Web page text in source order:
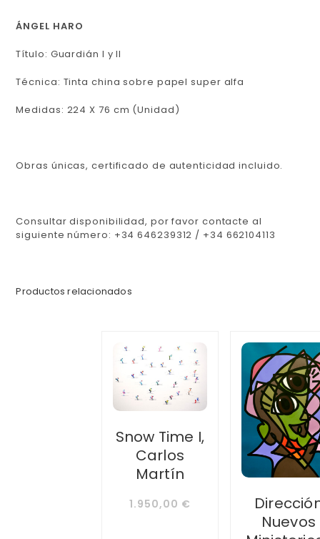
ÁNGEL HARO
Título: Guardián I y II
Técnica: Tinta china sobre papel super alfa
Medidas: 224 X 76 cm (Unidad)
Obras únicas, certificado de autenticidad incluido.
Consultar disponibilidad, por favor contacte al
siguiente número: +34 646239312 / +34 662104113
Productos relacionados
Snow Time I,
Carlos
Martín
1.950,00 €
Nuevos